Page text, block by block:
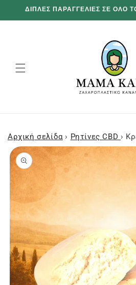
προχωρήστε
στο
100G ΔΩΡΕΑΝ ΓΙΑ ΚΑΘΕ 100€
Αρχική σελίδα › Ρητίνες CBD ›
Μεταβείτε
στις
πληροφορίες
προϊόντος